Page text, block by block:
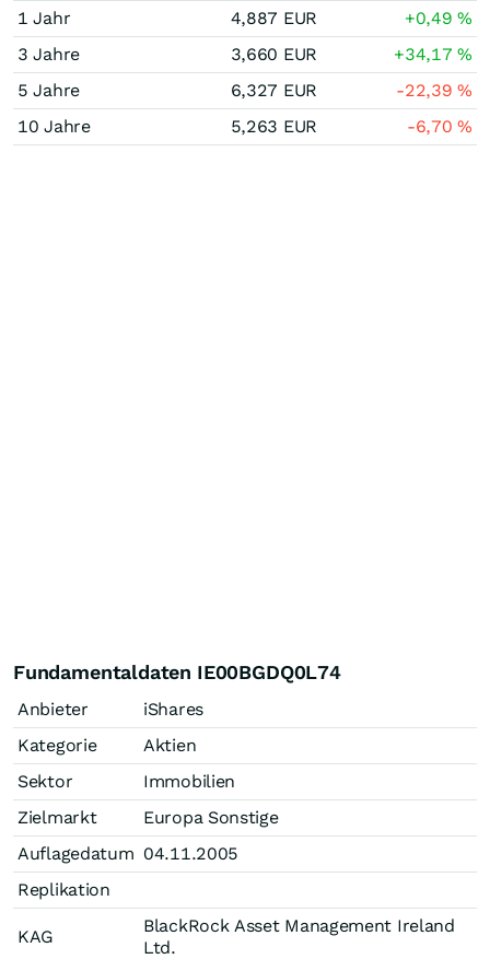
1 Jahr 4,887 EUR +0,49%
3 Jahre
3,660 EUR +34,17%
5 Jahre
6,327 EUR -22,39%
10 Jahre
5,263 EUR -6,70%
Fundamentaldaten IE00BGDQ0L74
Anbieter
iShares
Kategorie
Aktien
Sektor
Immobilien
Zielmarkt
Europa Sonstige
Auflagedatum 04.11.2005
Replikation
KAG
BlackRock Asset Management Ireland
Ltd.